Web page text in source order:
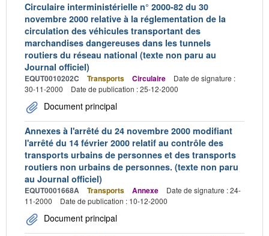
Circulaire interministérielle n° 2000-82 du 30
novembre 2000 relative à la réglementation de la
circulation des véhicules transportant des
marchandises dangereuses dans les tunnels
routiers du réseau national (texte non paru au
Journal officiel)
EQUT0010202C Transports Circulaire
Date de signature :
30-11-2000
Date de publication : 25-12-2000
Document principal
Annexes à l'arrêté du 24 novembre 2000 modifiant
l'arrêté du 14 février 2000 relatif au contrôle des
transports urbains de personnes et des transports
routiers non urbains de personnes. (texte non paru
au Journal officiel)
EQUT0001668A Transports Annexe
Date de signature : 24-
11-2000
Date de publication : 10-12-2000
Document principal